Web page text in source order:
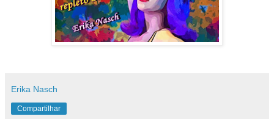
Erika Nasch
Compartilhar